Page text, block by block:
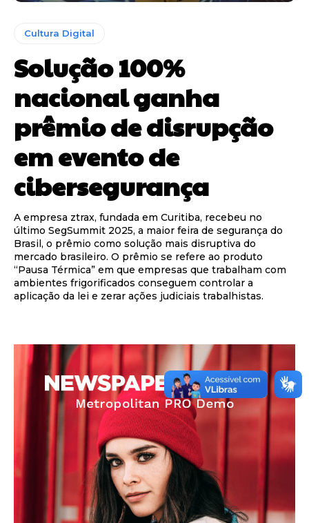
Cultura Digital
Solução 100%
nacional ganha
prêmio de disrupção
em evento de
cibersegurança
A empresa ztrax, fundada em Curitiba, recebeu no
último SegSummit 2025, a maior feira de segurança do
Brasil, o prêmio como solução mais disruptiva do
mercado brasileiro. O prêmio se refere ao produto
“Pausa Térmica” em que empresas que trabalham com
ambientes frigorificados conseguem controlar a
aplicação da lei e zerar ações judiciais trabalhistas.